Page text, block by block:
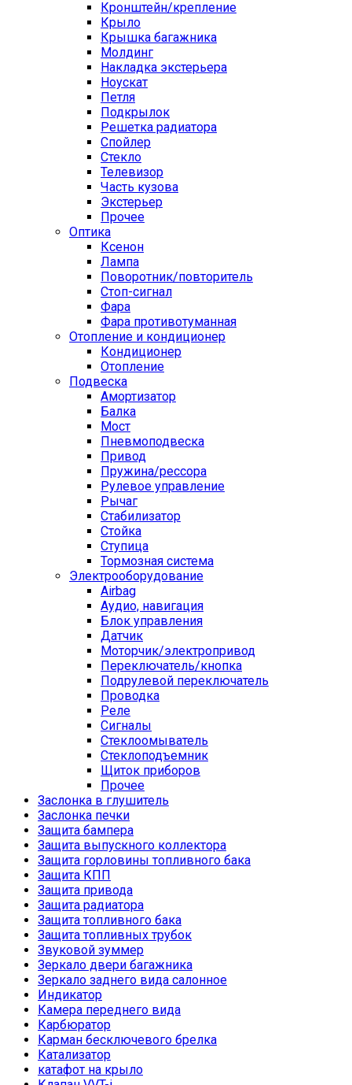
Кронштейн/крепление
Крыло
Крышка багажника
Молдинг
Накладка экстерьера
Ноускат
Петля
Подкрылок
Решетка радиатора
Спойлер
Стекло
Телевизор
Часть кузова
Экстерьер
Прочее
Оптика
Ксенон
Лампа
Поворотник/повторитель
Стоп-сигнал
Фара
Фара противотуманная
Отопление и кондиционер
Кондиционер
Отопление
Подвеска
Амортизатор
Балка
Мост
Пневмоподвеска
Привод
Пружина/рессора
Рулевое управление
Рычаг
Стабилизатор
Стойка
Ступица
Тормозная система
Электрооборудование
Airbag
Аудио, навигация
Блок управления
Датчик
Моторчик/электропривод
Переключатель/кнопка
Подрулевой переключатель
Проводка
Реле
Сигналы
Стеклоомыватель
Стеклоподъемник
Щиток приборов
Прочее
Заслонка в глушитель
Заслонка печки
Защита бампера
Защита выпускного коллектора
Защита горловины топливного бака
Защита КПП
Защита привода
Защита радиатора
Защита топливного бака
Защита топливных трубок
Звуковой зуммер
Зеркало двери багажника
Зеркало заднего вида салонное
Индикатор
Камера переднего вида
Карбюратор
Карман бесключевого брелка
Катализатор
катафот на крыло